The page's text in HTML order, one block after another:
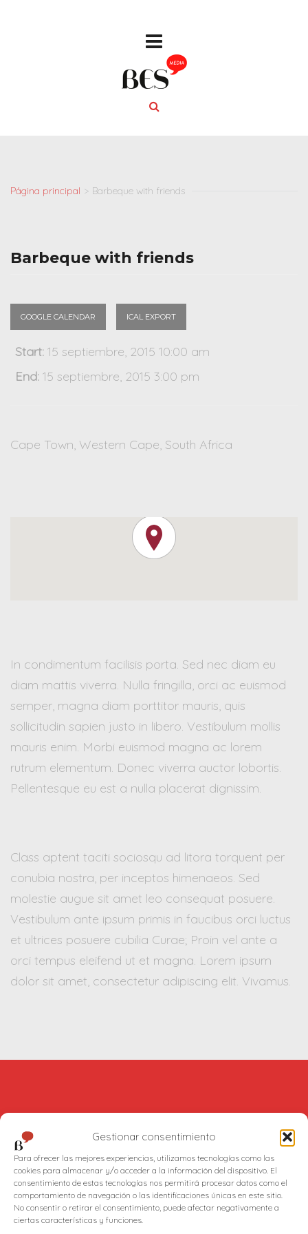
Gestionar consentimiento
Para ofrecer las mejores experiencias, utilizamos tecnologías como las
cookies para almacenar y/o acceder a la información del dispositivo. El
consentimiento de estas tecnologías nos permitirá procesar datos como el
comportamiento de navegación o las identificaciones únicas en este sitio.
No consentir o retirar el consentimiento, puede afectar negativamente a
ciertas características y funciones.
Página principal > Barbeque with friends
Barbeque with friends
GOOGLE CALENDAR ICAL EXPORT
Start: 15 septiembre, 2015 10:00 am
End: 15 septiembre, 2015 3:00 pm
Cape Town, Western Cape, South Africa
In condimentum facilisis porta. Sed nec diam eu
diam mattis viverra. Nulla fringilla, orci ac euismod
semper, magna diam porttitor mauris, quis
sollicitudin sapien justo in libero. Vestibulum mollis
mauris enim. Morbi euismod magna ac lorem
rutrum elementum. Donec viverra auctor lobortis.
Pellentesque eu est a nulla placerat dignissim.
Class aptent taciti sociosqu ad litora torquent per
conubia nostra, per inceptos himenaeos. Sed
molestie augue sit amet leo consequat posuere.
Vestibulum ante ipsum primis in faucibus orci luctus
et ultrices posuere cubilia Curae; Proin vel ante a
orci tempus eleifend ut et magna. Lorem ipsum
dolor sit amet, consectetur adipiscing elit. Vivamus.
Somos un grupo multidisciplinar de profesionales.
Agudos y creativos. Ofrecemos un servicio integral de
consultoría de marca, para acompañar los negocios en
cualquier fase de su desarrollo.